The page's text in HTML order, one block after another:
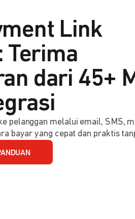
Link
Terima
dari 45+
pelanggan melalui email, SMS,
bayar yang cepat dan praktis